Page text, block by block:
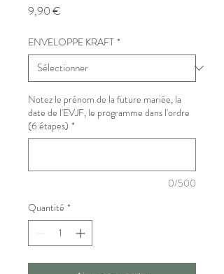
9,90 €
ENVELOPPE KRAFT *
Notez le prénom de la future mariée, la
date de l'EVJF, le programme dans l'ordre
(6 étapes) *
0/500
Quantité *